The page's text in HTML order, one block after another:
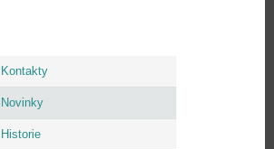
Kontakty
Novinky
Historie